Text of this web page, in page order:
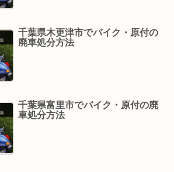
千葉県木更津市でバイク・原付の
廃車処分方法
千葉県富里市でバイク・原付の廃
車処分方法